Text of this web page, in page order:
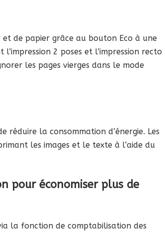
de papier grâce au bouton Eco à une
2 poses et l’impression recto
les pages vierges dans le mode
réduire la consommation d’énergie. Les
les images et le texte à l’aide du
pour économiser plus de
la fonction de comptabilisation des